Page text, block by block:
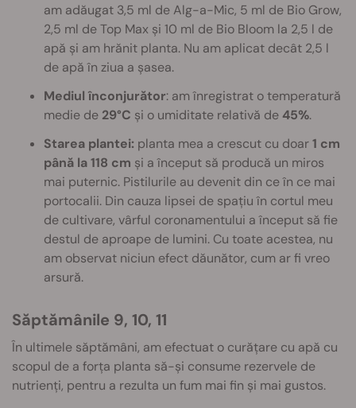
am adăugat 3,5 ml de Alg-a-Mic, 5 ml de Bio Grow,
2,5 ml de Top Max și 10 ml de Bio Bloom la 2,5 l de
apă și am hrănit planta. Nu am aplicat decât 2,5 l
de apă în ziua a șasea.
Mediul înconjurător: am înregistrat o temperatură
medie de 29°C și o umiditate relativă de 45%.
Starea plantei: planta mea a crescut cu doar1 cm
până la 118 cm și a început să producă un miros
mai puternic. Pistilurile au devenit din ce în ce mai
portocalii. Din cauza lipsei de spațiu în cortul meu
de cultivare, vârful coronamentului a început să fie
destul de aproape de lumini. Cu toate acestea, nu
am observat niciun efect dăunător, cum ar fi vreo
arsură.
Săptămânile 9, 10, 11
În ultimele săptămâni, am efectuat o curățare cu apă cu
scopul de a forța planta să-și consume rezervele de
nutrienți, pentru a rezulta un fum mai fin și mai gustos.